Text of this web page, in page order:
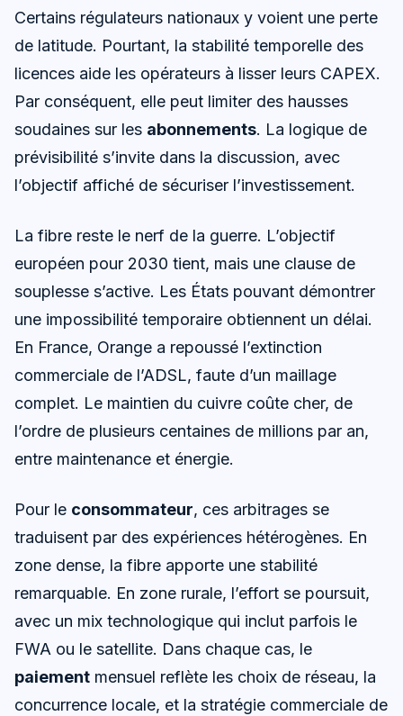
Certains régulateurs nationaux y voient une perte
de latitude. Pourtant, la stabilité temporelle des
licences aide les opérateurs à lisser leurs CAPEX.
Par conséquent, elle peut limiter des hausses
soudaines sur les abonnements. La logique de
prévisibilité s’invite dans la discussion, avec
l’objectif affiché de sécuriser l’investissement.
La fibre reste le nerf de la guerre. L’objectif
européen pour 2030 tient, mais une clause de
souplesse s’active. Les États pouvant démontrer
une impossibilité temporaire obtiennent un délai.
En France, Orange a repoussé l’extinction
commerciale de l’ADSL, faute d’un maillage
complet. Le maintien du cuivre coûte cher, de
l’ordre de plusieurs centaines de millions par an,
entre maintenance et énergie.
Pour le consommateur, ces arbitrages se
traduisent par des expériences hétérogènes. En
zone dense, la fibre apporte une stabilité
remarquable. En zone rurale, l’effort se poursuit,
avec un mix technologique qui inclut parfois le
FWA ou le satellite. Dans chaque cas, le
paiement mensuel reflète les choix de réseau, la
concurrence locale, et la stratégie commerciale de